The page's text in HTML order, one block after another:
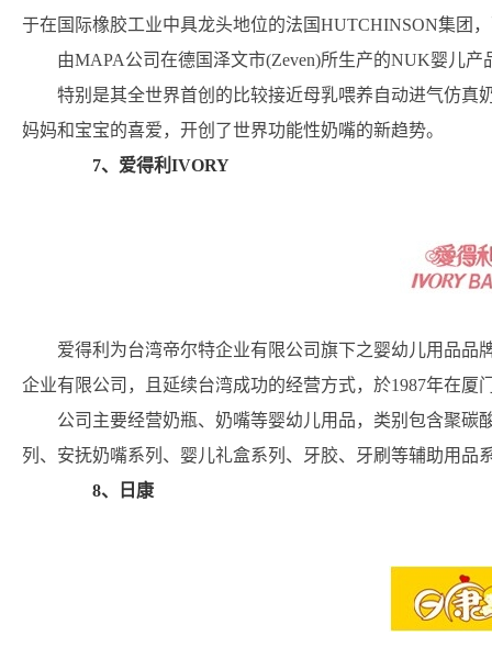
于在国际橡胶工业中具龙头地位的法国HUTCHINSON集团
由MAPA公司在德国泽文市(Zeven)所生产的NUK婴儿
特别是其全世界首创的比较接近母乳喂养自动进气仿真
妈妈和宝宝的喜爱，开创了世界功能性奶嘴的新趋势。
7、爱得利IVORY
爱得利为台湾帝尔特企业有限公司旗下之婴幼儿用品品
企业有限公司，且延续台湾成功的经营方式，於1987年在
公司主要经营奶瓶、奶嘴等婴幼儿用品，类别包含聚
列、安抚奶嘴系列、婴儿礼盒系列、牙胶、牙刷等辅助用品
8、日康